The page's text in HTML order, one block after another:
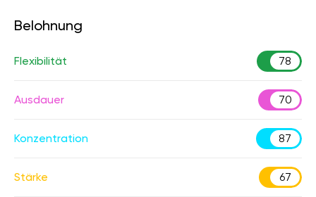
Belohnung
Flexibilität 78
Ausdauer 70
Konzentration 87
Stärke 67